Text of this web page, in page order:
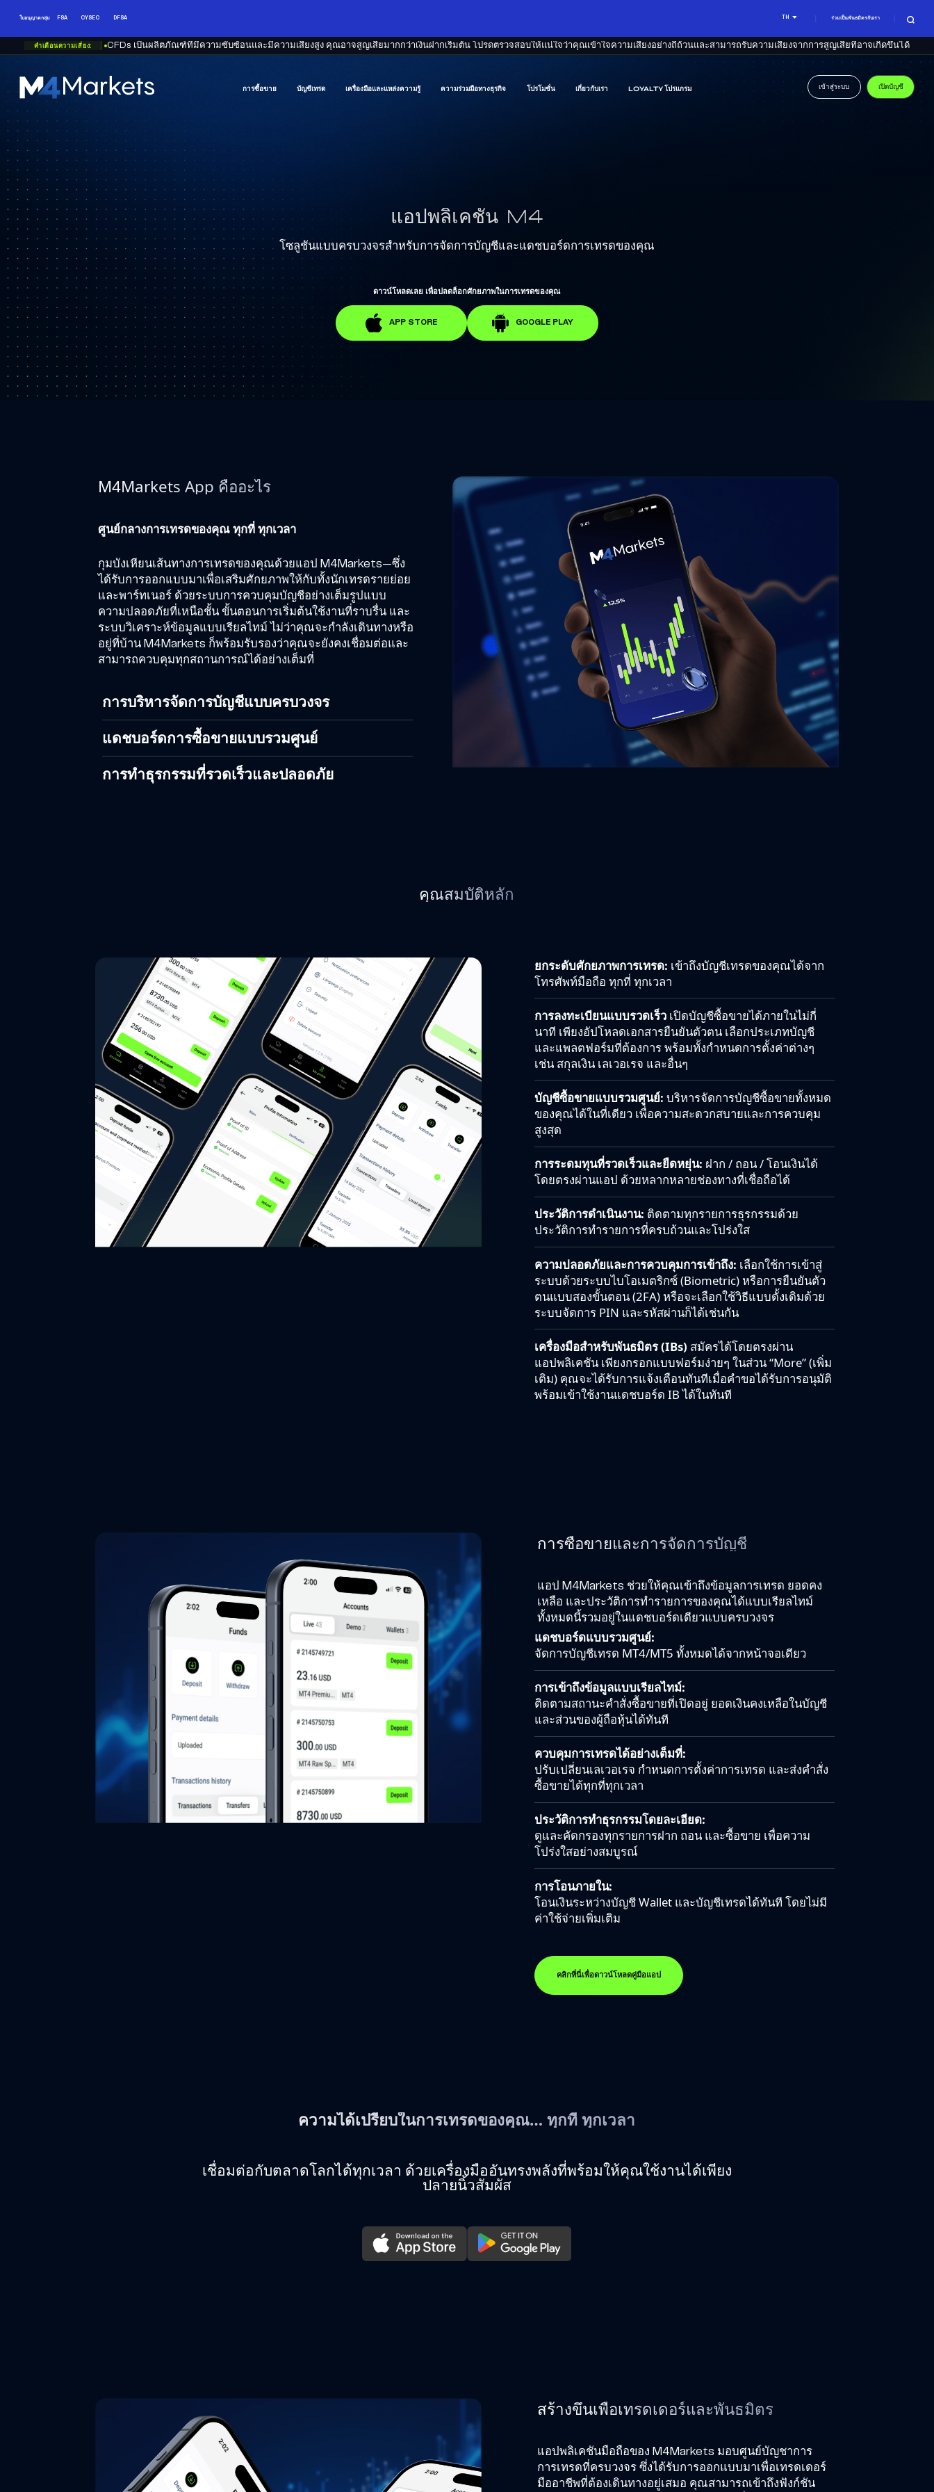
ใบอนุญาตกลุ่ม FSA CYSEC DFSA TH ร่วมเป็นพันธมิตรกับเรา
คำเตือนความเสี่ยง: CFDs เป็นผลิตภัณฑ์ที่มีความซับซ้อนและมีความเสี่ยงสูง คุณอาจสูญเสียมากกว่าเงินฝากเริ่มต้น โปรดตรวจสอบให้แน่ใจว่าคุณเข้าใจความเสี่ยงอย่างถี่ถ้วนและสามารถรับความเสี่ยงจากการสูญเสียที่อาจเกิดขึ้นได้
M4Markets
CFD
Trading
Regulated
Broker
การซื้อขาย บัญชีเทรด เครื่องมือและแหล่งความรู้ ความร่วมมือทางธุรกิจ โปรโมชั่น เกี่ยวกับเรา LOYALTY โปรแกรม เข้าสู่ระบบ เปิดบัญชี
แอปพลิเคชัน M4
โซลูชันแบบครบวงจรสำหรับการจัดการบัญชีและแดชบอร์ดการเทรดของคุณ
ดาวน์โหลดเลย เพื่อปลดล็อกศักยภาพในการเทรดของคุณ
APP STORE GOOGLE PLAY
M4Markets App คืออะไร
ศูนย์กลางการเทรดของคุณ ทุกที่ ทุกเวลา
กุมบังเหียนเส้นทางการเทรดของคุณด้วยแอป M4Markets—ซึ่ง
ได้รับการออกแบบมาเพื่อเสริมศักยภาพให้กับทั้งนักเทรดรายย่อย
และพาร์ทเนอร์ ด้วยระบบการควบคุมบัญชีอย่างเต็มรูปแบบ
ความปลอดภัยที่เหนือชั้น ขั้นตอนการเริ่มต้นใช้งานที่ราบรื่น และ
ระบบวิเคราะห์ข้อมูลแบบเรียลไทม์ ไม่ว่าคุณจะกำลังเดินทางหรือ
อยู่ที่บ้าน M4Markets ก็พร้อมรับรองว่าคุณจะยังคงเชื่อมต่อและ
สามารถควบคุมทุกสถานการณ์ได้อย่างเต็มที่
การบริหารจัดการบัญชีแบบครบวงจร
แดชบอร์ดการซื้อขายแบบรวมศูนย์
การทำธุรกรรมที่รวดเร็วและปลอดภัย
คุณสมบัติหลัก
ยกระดับศักยภาพการเทรด: เข้าถึงบัญชีเทรดของคุณได้จาก
โทรศัพท์มือถือ ทุกที่ ทุกเวลา
การลงทะเบียนแบบรวดเร็วเปิดบัญชีซื้อขายได้ภายในไม่กี่
นาที เพียงอัปโหลดเอกสารยืนยันตัวตน เลือกประเภทบัญชี
และแพลตฟอร์มที่ต้องการ พร้อมทั้งกำหนดการตั้งค่าต่างๆ
เช่น สกุลเงิน เลเวอเรจ และอื่นๆ
บัญชีซื้อขายแบบรวมศูนย์: บริหารจัดการบัญชีซื้อขายทั้งหมด
ของคุณได้ในที่เดียว เพื่อความสะดวกสบายและการควบคุม
สูงสุด
การระดมทุนที่รวดเร็วและยืดหยุ่น: ฝาก / ถอน / โอนเงินได้
โดยตรงผ่านแอป ด้วยหลากหลายช่องทางที่เชื่อถือได้
ประวัติการดำเนินงาน: ติดตามทุกรายการธุรกรรมด้วย
ประวัติการทำรายการที่ครบถ้วนและโปร่งใส
ความปลอดภัยและการควบคุมการเข้าถึง: เลือกใช้การเข้าสู่
ระบบด้วยระบบไบโอเมตริกซ์ (Biometric) หรือการยืนยันตัว
ตนแบบสองขั้นตอน (2FA) หรือจะเลือกใช้วิธีแบบดั้งเดิมด้วย
ระบบจัดการ PIN และรหัสผ่านก็ได้เช่นกัน
เครื่องมือสำหรับพันธมิตร (IBs) สมัครได้โดยตรงผ่าน
แอปพลิเคชัน เพียงกรอกแบบฟอร์มง่ายๆ ในส่วน “More” (เพิ่ม
เติม) คุณจะได้รับการแจ้งเตือนทันทีเมื่อคำขอได้รับการอนุมัติ
พร้อมเข้าใช้งานแดชบอร์ด IB ได้ในทันที
การซื้อขายและการจัดการบัญชี
แอป M4Markets ช่วยให้คุณเข้าถึงข้อมูลการเทรด ยอดคง
เหลือ และประวัติการทำรายการของคุณได้แบบเรียลไทม์
ทั้งหมดนี้รวมอยู่ในแดชบอร์ดเดียวแบบครบวงจร
แดชบอร์ดแบบรวมศูนย์:
จัดการบัญชีเทรด MT4/MT5 ทั้งหมดได้จากหน้าจอเดียว
การเข้าถึงข้อมูลแบบเรียลไทม์:
ติดตามสถานะคำสั่งซื้อขายที่เปิดอยู่ ยอดเงินคงเหลือในบัญชี
และส่วนของผู้ถือหุ้นได้ทันที
ควบคุมการเทรดได้อย่างเต็มที่:
ปรับเปลี่ยนเลเวอเรจ กำหนดการตั้งค่าการเทรด และส่งคำสั่ง
ซื้อขายได้ทุกที่ทุกเวลา
ประวัติการทำธุรกรรมโดยละเอียด:
ดูและคัดกรองทุกรายการฝาก ถอน และซื้อขาย เพื่อความ
โปร่งใสอย่างสมบูรณ์
การโอนภายใน:
โอนเงินระหว่างบัญชี Wallet และบัญชีเทรดได้ทันที โดยไม่มี
ค่าใช้จ่ายเพิ่มเติม
คลิกที่นี่เพื่อดาวน์โหลดคู่มือแอป
ความได้เปรียบในการเทรดของคุณ… ทุกที่ ทุกเวลา
เชื่อมต่อกับตลาดโลกได้ทุกเวลา ด้วยเครื่องมืออันทรงพลังที่พร้อมให้คุณใช้งานได้เพียง
ปลายนิ้วสัมผัส
สร้างขึ้นเพื่อเทรดเดอร์และพันธมิตร
แอปพลิเคชันมือถือของ M4Markets มอบศูนย์บัญชาการ
การเทรดที่ครบวงจร ซึ่งได้รับการออกแบบมาเพื่อเทรดเดอร์
มืออาชีพที่ต้องเดินทางอยู่เสมอ คุณสามารถเข้าถึงฟังก์ชัน